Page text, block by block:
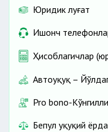
Юридик луғат
Ишонч
Ҳисоблагичлар
Автоҳуқуқ –
Pro bono-
Бепул ҳуқуқий